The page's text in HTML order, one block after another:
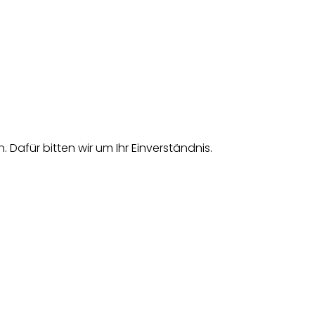
bitten wir um Ihr Einverständnis.